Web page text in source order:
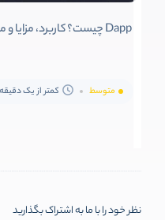
Dapp چیست؟ کاربرد، مزایا و معایب برنامه غیرمتمرکز
متوسط کمتر از یک دقیقه
نظر خود را با ما به اشتراک بگذارید